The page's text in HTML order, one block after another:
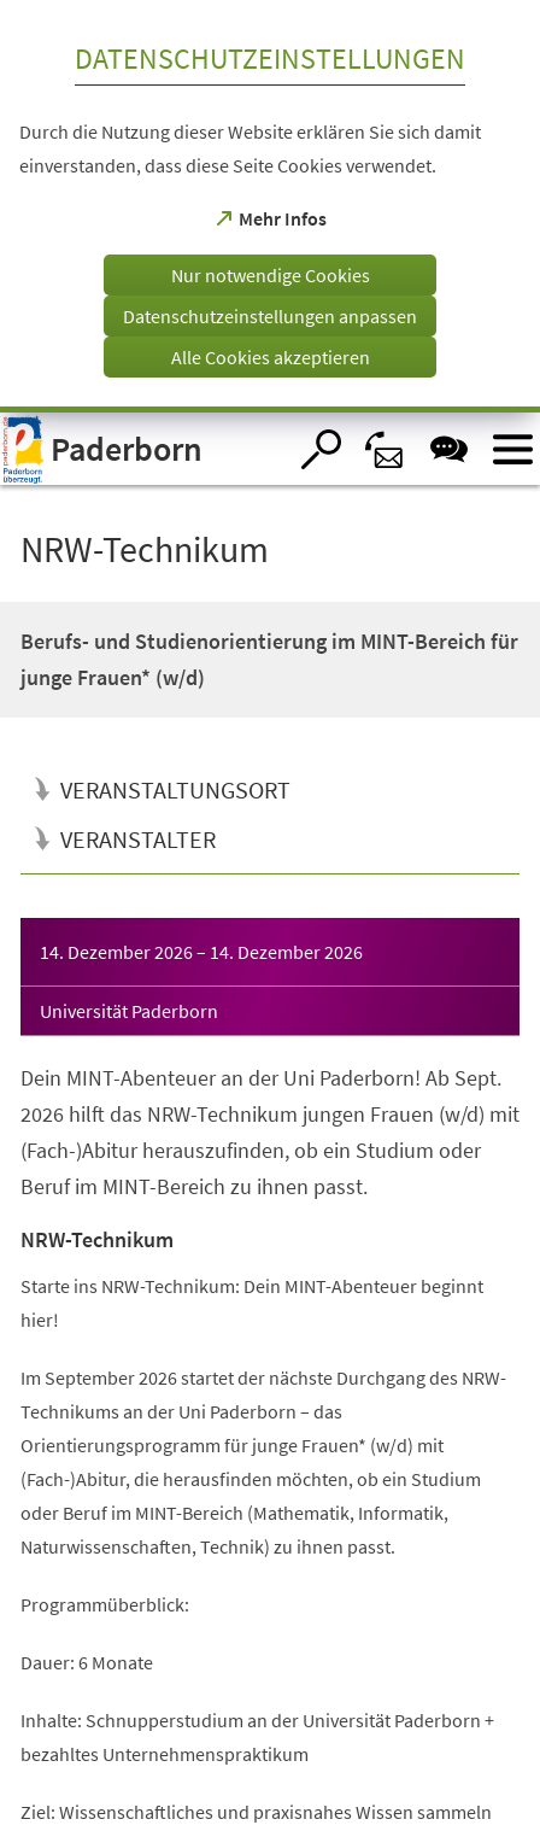
Visuelle
Assistenzsoftware
öffnen.
DATENSCHUTZEINSTELLUNGEN
Durch die Nutzung dieser Website erklären Sie sich damit
einverstanden, dass diese Seite Cookies verwendet.
Mehr Infos
(Öffnet
einem
Tab)
Nur notwendige Cookies
Datenschutzeinstellungen anpassen
Alle Cookies akzeptieren
Paderborn
NRW-Technikum
Berufs- und Studienorientierung im MINT-Bereich für
junge Frauen* (w/d)
VERANSTALTUNGSORT
VERANSTALTER
14. Dezember 2026– 14. Dezember 2026
Universität Paderborn
Dein MINT-Abenteuer an der Uni Paderborn! Ab Sept.
2026 hilft das NRW-Technikum jungen Frauen (w/d) mit
(Fach-)Abitur herauszufinden, ob ein Studium oder
Beruf im MINT-Bereich zu ihnen passt.
NRW-Technikum
Starte ins NRW-Technikum: Dein MINT-Abenteuer beginnt
hier!
Im September 2026 startet der nächste Durchgang des NRW-
Technikums an der Uni Paderborn – das
Orientierungsprogramm für junge Frauen* (w/d) mit
(Fach-)Abitur, die herausfinden möchten, ob ein Studium
oder Beruf im MINT-Bereich (Mathematik, Informatik,
Naturwissenschaften, Technik) zu ihnen passt.
Programmüberblick:
Dauer: 6 Monate
Inhalte: Schnupperstudium an der Universität Paderborn +
bezahltes Unternehmenspraktikum
Ziel: Wissenschaftliches und praxisnahes Wissen sammeln